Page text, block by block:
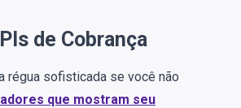
de Cobrança
régua sofisticada se você não
que mostram seu